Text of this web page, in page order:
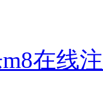
在线